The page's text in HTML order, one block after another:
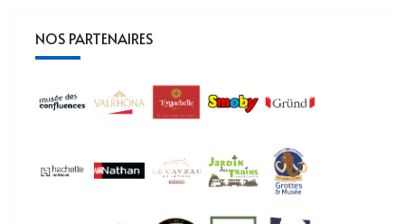
NOS PARTENAIRES